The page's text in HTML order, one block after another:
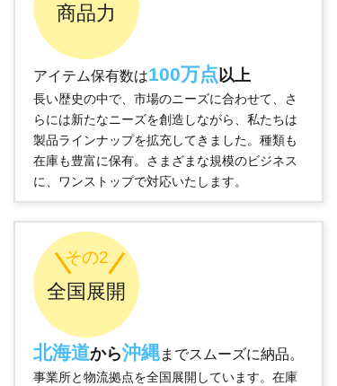
商品力
アイテム保有数は100万点 以上
長い歴史の中で、市場のニーズに合わせて、さ
らには新たなニーズを創造しながら、私たちは
製品ラインナップを拡充してきました。種類も
在庫も豊富に保有。さまざまな規模のビジネス
に、ワンストップで対応いたします。
その2
全国展開
北海道から沖縄までスムーズに納品。
事業所と物流拠点を全国展開しています。在庫